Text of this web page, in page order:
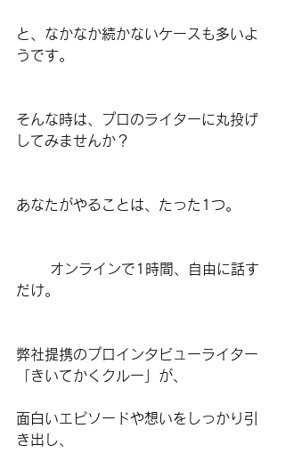
と、なかなか続かないケースも多いよ
うです。
そんな時は、プロのライターに丸投げ
してみませんか？
あなたがやることは、たった1つ。
オンラインで1時間、自由に話す
だけ。
弊社提携のプロインタビューライター
「きいてかくクルー」が、
面白いエピソードや想いをしっかり引
き出し、